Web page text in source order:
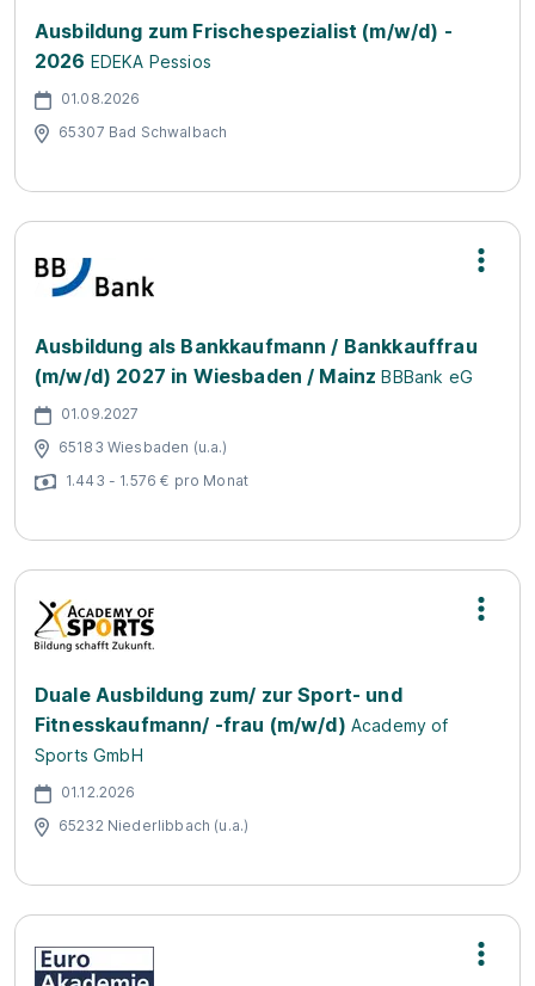
Ausbildung zum Frischespezialist (m/w/d) -
2026 EDEKA Pessios
01.08.2026
65307 Bad Schwalbach
Ausbildung als Bankkaufmann / Bankkauffrau
(m/w/d) 2027 in Wiesbaden / Mainz BBBank eG
01.09.2027
65183 Wiesbaden (u.a.)
1.443 - 1.576 € pro Monat
Duale Ausbildung zum/ zur Sport- und
Fitnesskaufmann/ -frau (m/w/d) Academy of
Sports GmbH
01.12.2026
65232 Niederlibbach (u.a.)